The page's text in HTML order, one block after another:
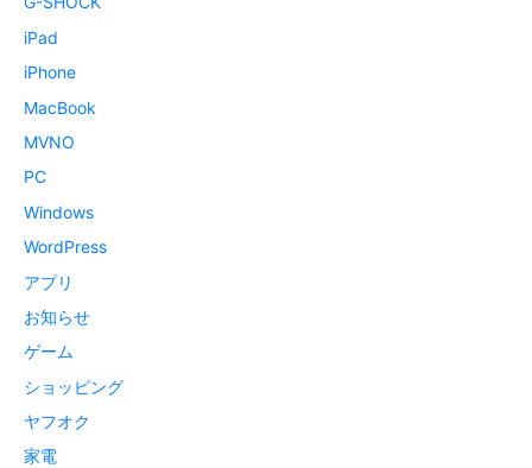
iPad
iPhone
MacBook
MVNO
PC
Windows
WordPress
アプリ
お知らせ
ゲーム
ショッピング
ヤフオク
家電